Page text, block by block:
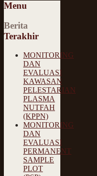
Menu
Berita
Terakhir
MONITORING
DAN
EVALUASI
KAWASAN
PELESTARIAN
PLASMA
NUTFAH
(KPPN)
MONITORING
DAN
EVALUASI
PERMANENT
SAMPLE
PLOT